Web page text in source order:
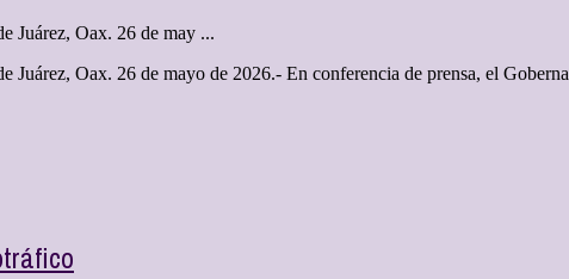
Juárez, Oax. 26 de may ...
Juárez, Oax. 26 de mayo de 2026.- En conferencia de prensa, el